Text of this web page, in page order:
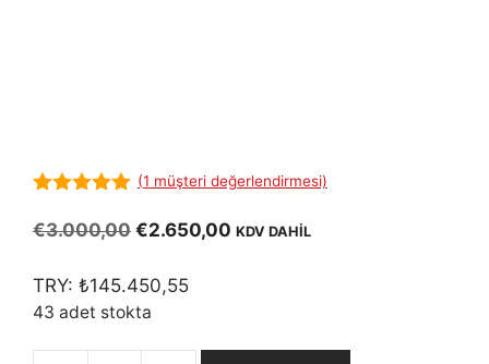
5
(1 müşteri değerlendirmesi)
€3.000,00 Orijinal
€3.000,00.
€2.650,00 Şu
KDV DAHİL
TRY: ₺145.450,55
43 adet stokta